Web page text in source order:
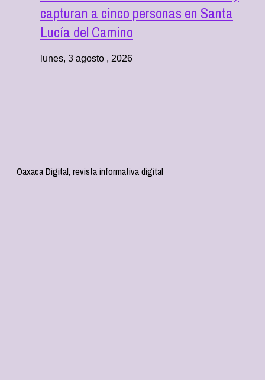
capturan a cinco personas en Santa
Lucía del Camino
lunes, 3 agosto , 2026
Oaxaca Digital, revista informativa digital